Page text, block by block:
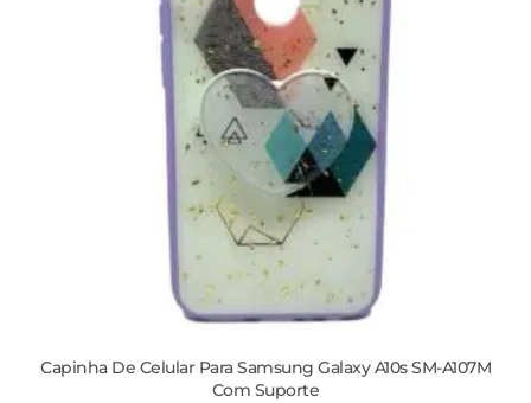
Capinha De Celular Para Samsung Galaxy A10s SM-A107M
Com Suporte